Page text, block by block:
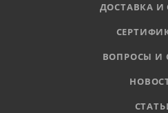
ДОСТАВКА И
ВОПРОСЫ И